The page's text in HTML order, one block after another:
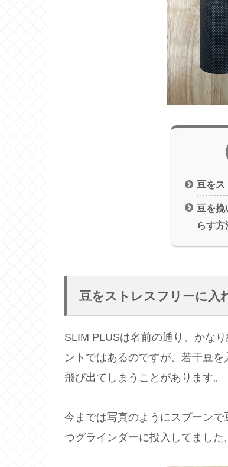
豆をス
豆を挽
らす方
豆をストレスフリーに入
SLIM PLUSは名前の通り、かな
ントではあるのですが、若干豆
飛び出てしまうことがあります。
今までは写真のようにスプーン
つグラインダーに投入してました。